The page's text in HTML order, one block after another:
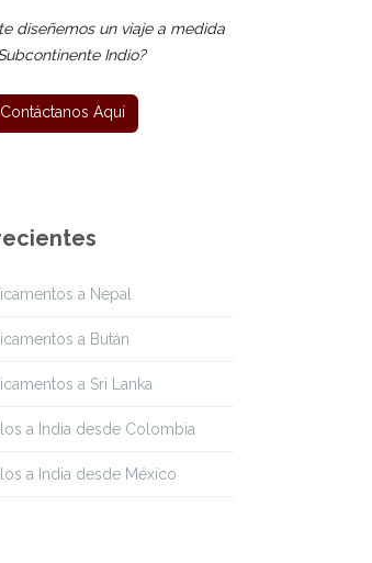
diseñemos un viaje a medida
Indio?
a Nepal
a Bután
a Sri Lanka
a India desde Colombia
a India desde México